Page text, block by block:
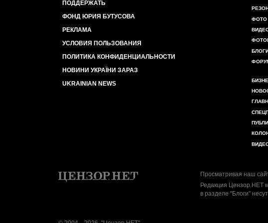
ПОДДЕРЖАТЬ
ФОНД ЮРИЯ БУТУСОВА
РЕКЛАМА
УСЛОВИЯ ПОЛЬЗОВАНИЯ
ПОЛИТИКА КОНФИДЕНЦИАЛЬНОСТИ
НОВИНИ УКРАЇНИ ЗАРАЗ
UKRAINIAN NEWS
ФОТО
Просматривая наш
Редакция Цензор.НЕТ
в разделе "Блоги"